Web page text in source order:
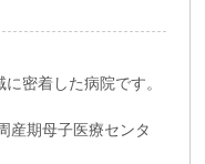
密着した病院です。
産期母子医療センタ